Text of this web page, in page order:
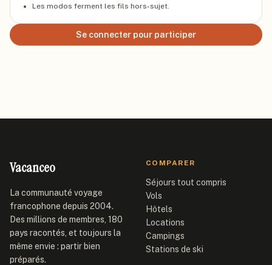
Les modos ferment les fils hors-sujet.
Se connecter pour participer
Vacanceo
La communauté voyage
francophone depuis 2004.
Des millions de membres, 180
pays racontés, et toujours la
même envie : partir bien
préparés.
COMPARER
Séjours tout compris
Vols
Hôtels
Locations
Campings
Stations de ski